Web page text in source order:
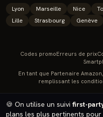
Lyon Marseille Nice
Lille
Strasbourg Genève
🍪 On utilise un suivifirst-
plans les plus pertinents
Codes promoErreurs de prix
En tant que Partenaire
remplissant les